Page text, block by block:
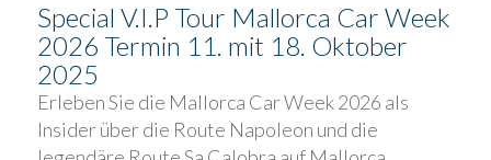
Special V.I.P Tour Mallorca Car Week
2026 Termin 11. mit 18. Oktober
2025
Erleben Sie die Mallorca Car Week 2026 als
Insider über die Route Napoleon und die